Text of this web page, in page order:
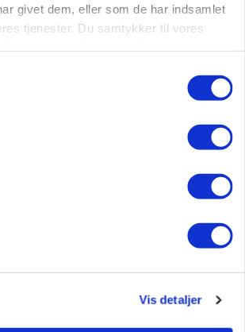
givet dem, eller som de har indsamlet
tjenester. Du samtykker til vores
Vis detaljer
Annonce
Loading...